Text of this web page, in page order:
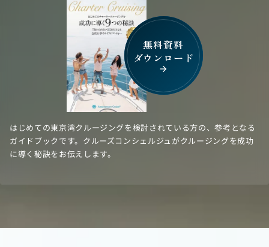
無料資料
ダウンロード
arrow_forward
はじめての東京湾クルージングを検討されている方の、参考となる
ガイドブックです。クルーズコンシェルジュがクルージングを成功
に導く秘訣をお伝えします。